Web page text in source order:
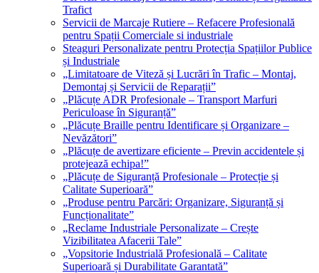
Trafict
Servicii de Marcaje Rutiere – Refacere Profesională
pentru Spații Comerciale si industriale
Steaguri Personalizate pentru Protecția Spațiilor Publice
și Industriale
„Limitatoare de Viteză și Lucrări în Trafic – Montaj,
Demontaj și Servicii de Reparații”
„Plăcuțe ADR Profesionale – Transport Marfuri
Periculoase în Siguranță”
„Plăcuțe Braille pentru Identificare și Organizare –
Nevăzători”
„Plăcuțe de avertizare eficiente – Previn accidentele și
protejează echipa!”
„Plăcuțe de Siguranță Profesionale – Protecție și
Calitate Superioară”
„Produse pentru Parcări: Organizare, Siguranță și
Funcționalitate”
„Reclame Industriale Personalizate – Crește
Vizibilitatea Afacerii Tale”
„Vopsitorie Industrială Profesională – Calitate
Superioară și Durabilitate Garantată”